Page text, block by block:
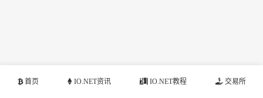
首页 IO.NET资讯 IO.NET教程 交易所